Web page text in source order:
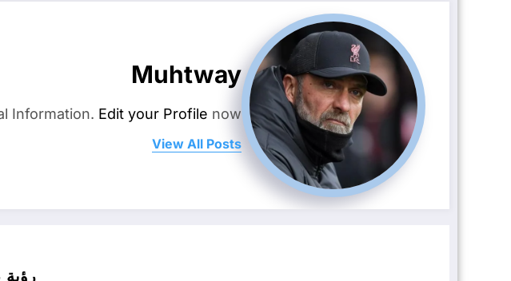
Muhtway
Information. Edit your Profile now.
View All Posts